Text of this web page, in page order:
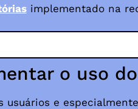
implementado na
o uso
usuários e